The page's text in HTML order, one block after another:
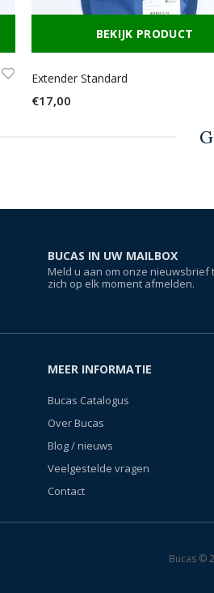
BEKIJK PRODUCT
Extender Standard
€17,00
BUCAS IN UW MAILBOX
Meld u aan om onze nieuwsbrief
zich op elk moment afmelden.
MEER INFORMATIE
Bucas Catalogus
Over Bucas
Blog / nieuws
Veelgestelde vragen
Contact
Bucas ©